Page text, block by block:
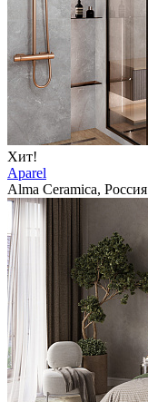
Хит!
Aparel
Alma Ceramica, Россия